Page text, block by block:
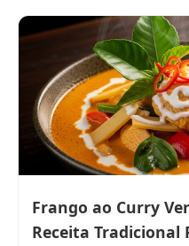
Frango ao Curry
Receita Tradicional